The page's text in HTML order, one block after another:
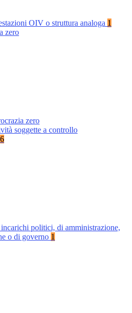
OIV o struttura analoga 1
zero
zero
soggette a controllo
6
politici, di amministrazione,
o di governo 1